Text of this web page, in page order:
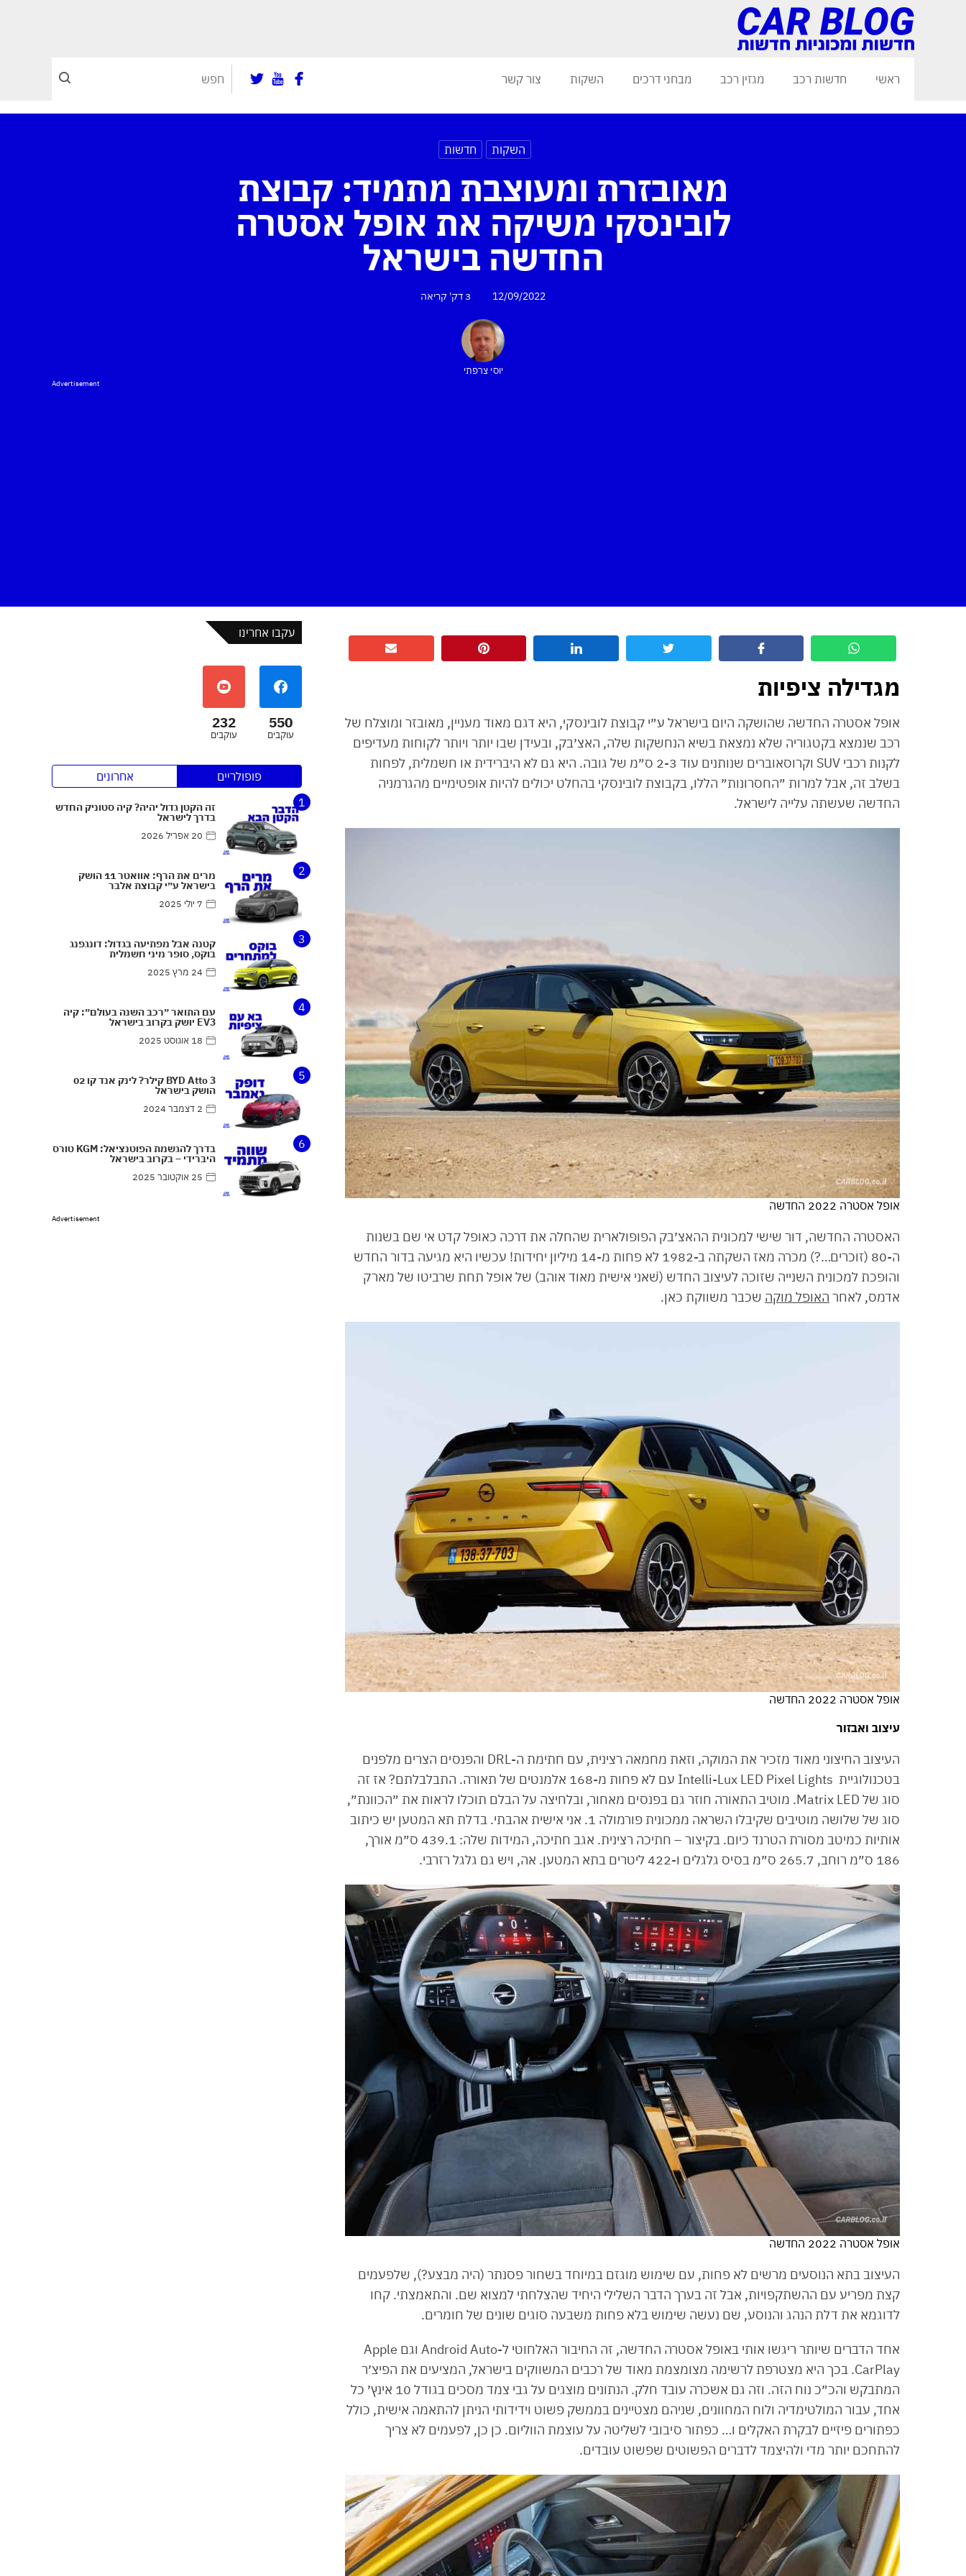
ראשי חדשות רכב מגזין רכב מבחני דרכים השקות צור קשר
השקות חדשות
מאובזרת ומעוצבת מתמיד: קבוצת
לובינסקי משיקה את אופל אסטרה
החדשה בישראל
12/09/2022 3 דק' קריאה
יוסי צרפתי
Advertisement
מגדילה ציפיות
אופל אסטרה החדשה שהושקה היום בישראל ע״י קבוצת לובינסקי, היא דגם מאוד מעניין, מאובזר ומוצלח של
רכב שנמצא בקטגוריה שלא נמצאת בשיא הנחשקות שלה, האצ׳בק, ובעידן שבו יותר ויותר לקוחות מעדיפים
לקנות רכבי SUV וקרוסאוברים שנותנים עוד 2-3 ס״מ של גובה. היא גם לא היברידית או חשמלית, לפחות
בשלב זה, אבל למרות ״החסרונות״ הללו, בקבוצת לובינסקי בהחלט יכולים להיות אופטימיים מהגרמניה
החדשה שעשתה עלייה לישראל.
אופל אסטרה 2022 החדשה
האסטרה החדשה, דור שישי למכונית ההאצ׳בק הפופולארית שהחלה את דרכה כאופל קדט אי שם בשנות
ה-80 (זוכרים…?) מכרה מאז השקתה ב-1982 לא פחות מ-14 מיליון יחידות! עכשיו היא מגיעה בדור החדש
והופכת למכונית השנייה שזוכה לעיצוב החדש (שׁאני אישית מאוד אוהב) של אופל תחת שרביטו של מארק
אדמס, לאחר האופל מוקה שכבר משווקת כאן.
אופל אסטרה 2022 החדשה
עיצוב ואבזור
העיצוב החיצוני מאוד מזכיר את המוקה, וזאת מחמאה רצינית, עם חתימת ה-DRL והפנסים הצרים מלפנים
בטכנולוגיית Intelli-Lux LED Pixel Lights עם לא פחות מ-168 אלמנטים של תאורה. התבלבלתם? אז זה
סוג של Matrix LED. מוטיב התאורה חוזר גם בפנסים מאחור, ובלחיצה על הבלם תוכלו לראות את ״הכוונת״,
סוג של שלושה מוטיבים שקיבלו השראה ממכונית פורמולה 1. אני אישית אהבתי. בדלת תא המטען יש כיתוב
אותיות כמיטב מסורת הטרנד כיום. בקיצור – חתיכה רצינית. אגב חתיכה, המידות שלה: 439.1 ס״מ אורך,
186 ס״מ רוחב, 265.7 ס״מ בסיס גלגלים ו-422 ליטרים בתא המטען. אה, ויש גם גלגל רזרבי.
אופל אסטרה 2022 החדשה
העיצוב בתא הנוסעים מרשים לא פחות, עם שימוש מוגזם במיוחד בשחור פסנתר (היה מבצע?), שלפעמים
קצת מפריע עם ההשתקפויות, אבל זה בערך הדבר השלילי היחיד שהצלחתי למצוא שם. והתאמצתי. קחו
לדוגמא את דלת הנהג והנוסע, שם נעשה שימוש בלא פחות משבעה סוגים שונים של חומרים.
אחד הדברים שיותר ריגשו אותי באופל אסטרה החדשה, זה החיבור האלחוטי ל-Android Auto וגם Apple
CarPlay. בכך היא מצטרפת לרשימה מצומצמת מאוד של רכבים המשווקים בישראל, המציעים את הפיצ׳ר
המתבקש והכ״כ נוח הזה. וזה גם אשכרה עובד חלק. הנתונים מוצגים על גבי צמד מסכים בגודל 10 אינץ׳ כל
אחד, עבור המולטימדיה ולוח המחוונים, שניהם מצטיינים בממשק פשוט וידידותי הניתן להתאמה אישית, כולל
כפתורים פיזיים לבקרת האקלים ו… כפתור סיבובי לשליטה על עוצמת הווליום. כן כן, לפעמים לא צריך
להתחכם יותר מדי ולהיצמד לדברים הפשוטים שפשוט עובדים.
עקבו אחרינו
550
עוקבים
232
עוקבים
פופולריים
אחרונים
1
זה הקטן גדול יהיה? קיה סטוניק החדש
בדרך לישראל
20 אפריל 2026
2 מרים את הרף: אוואטר 11 הושק
בישראל ע״י קבוצת אלבר
7 יולי 2025
3 קטנה אבל מפתיעה בגדול: דונגפנג
בוקס, סופר מיני חשמלית
24 מרץ 2025
4 עם התואר ״רכב השנה בעולם״: קיה
EV3 יושק בקרוב בישראל
18 אוגוסט 2025
5 BYD Atto 3 קילר? לינק אנד קו 02
הושק בישראל
2 דצמבר 2024
6 בדרך להגשמת הפוטנציאל: KGM טורס
היברידי – בקרוב בישראל
25 אוקטובר 2025
Advertisement